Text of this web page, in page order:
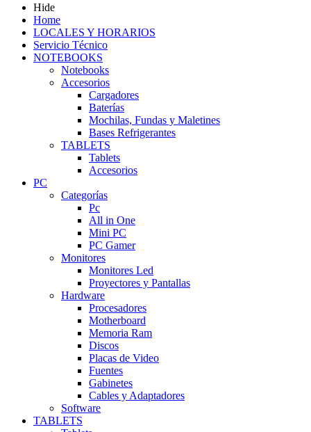
Hide
Home
LOCALES Y HORARIOS
Servicio Técnico
NOTEBOOKS
Notebooks
Accesorios
Cargadores
Baterías
Mochilas, Fundas y Maletines
Bases Refrigerantes
TABLETS
Tablets
Accesorios
PC
Categorías
Pc
All in One
Mini PC
PC Gamer
Monitores
Monitores Led
Proyectores y Pantallas
Hardware
Procesadores
Motherboard
Memoria Ram
Discos
Placas de Video
Fuentes
Gabinetes
Cables y Adaptadores
Software
TABLETS